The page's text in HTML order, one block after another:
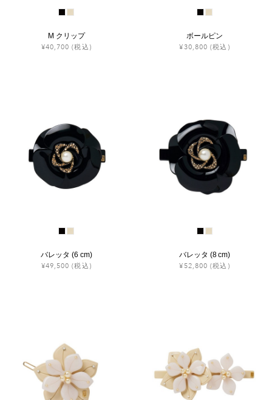
M クリップ
¥40,700 (税込)
ボールピン
¥30,800 (税込)
バレッタ (6 cm)
¥49,500 (税込)
バレッタ (8 cm)
¥52,800 (税込)